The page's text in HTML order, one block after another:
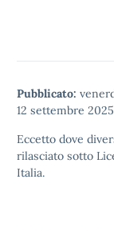
Pubblicato:
12 settembre 2025
Eccetto dove
rilasciato sotto
Italia.